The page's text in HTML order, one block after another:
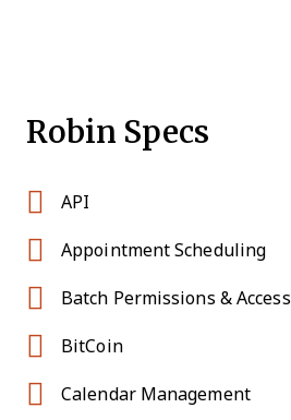
Robin Specs
API
Appointment Scheduling
Batch Permissions & Access
BitCoin
Calendar Management